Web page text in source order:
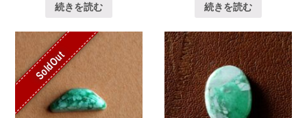
続きを読む 続きを読む
SoldOut